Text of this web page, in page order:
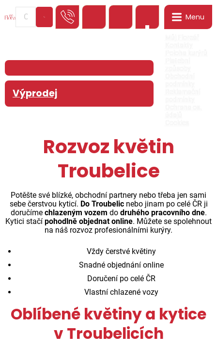
Menu
Výprodej
Rozvoz květin
Troubelice
Potěšte své blízké, obchodní partnery nebo třeba jen sami
sebe čerstvou kyticí. Do Troubelicnebo jinam po celé ČR ji
doručíme chlazeným vozem do druhého pracovního dne.
Kytici stačí pohodlně objednat online. Můžete se spolehnout
na náš rozvoz profesionálními kurýry.
Vždy čerstvé květiny
Snadné objednání online
Doručení po celé ČR
Vlastní chlazené vozy
Oblíbené květiny a kytice
v Troubelicích